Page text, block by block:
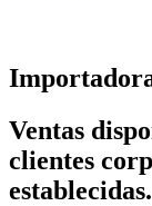
Ventas
clientes
establecidas.